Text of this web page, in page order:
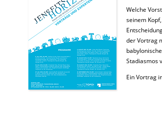
Welche
seinem
der Vortrag
Stadiasmos
Ein Vortrag